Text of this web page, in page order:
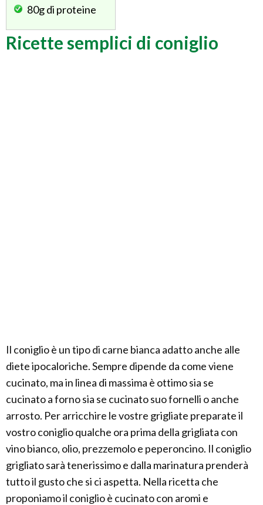
80gdi proteine
Ricette semplici di coniglio
Il coniglio è un tipo di carne bianca adatto anche alle
diete ipocaloriche. Sempre dipende da come viene
cucinato, ma in linea di massima è ottimo sia se
cucinato a forno sia se cucinato suo fornelli o anche
arrosto. Per arricchire le vostre grigliate preparate il
vostro coniglio qualche ora prima della grigliata con
vino bianco, olio, prezzemolo e peperoncino. Il coniglio
grigliato sarà tenerissimo e dalla marinatura prenderà
tutto il gusto che si ci aspetta. Nella ricetta che
proponiamo il coniglio è cucinato con aromi e